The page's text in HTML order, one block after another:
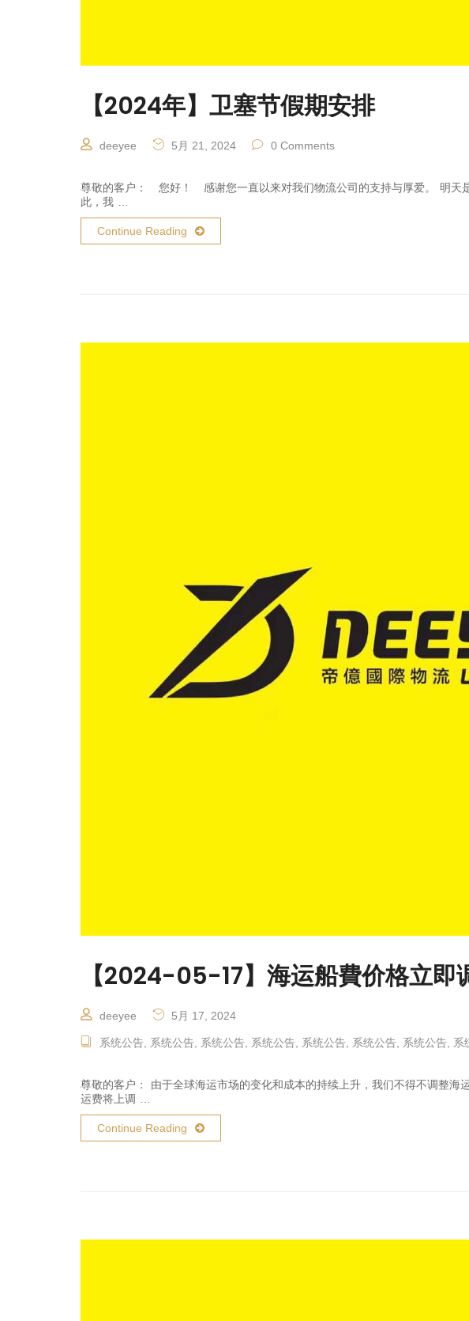
【2024年】卫塞节假期安排
deeyee 5月 21, 2024 0 Comments
尊敬的客户： 您好！ 感谢您一直以来对我们物流公司的支持与厚爱。 明天
此，我 …
Continue Reading
【2024-05-17】海运船費价格立即
deeyee 5月 17, 2024
系统公告 系统公告 系统公告 系统公告 系统公告 系统公告 系统公告 系
尊敬的客户： 由于全球海运市场的变化和成本的持续上升，我们不得不调整海
运费将上调 …
Continue Reading